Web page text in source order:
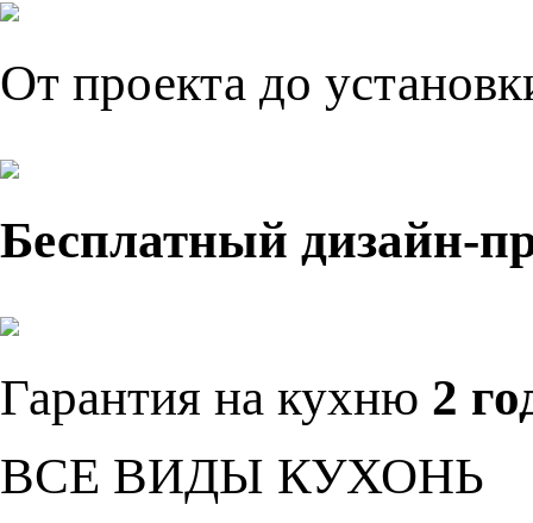
От проекта до
Бесплатный дизайн-
Гарантия на кухню 2
ВСЕ ВИДЫ КУХОНЬ